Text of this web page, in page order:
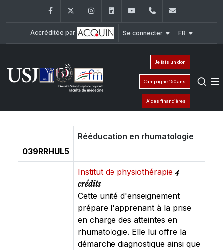
FacebookTwitter InstagramLinkedInYouTube+961 (1) 421 235
Accréditée par Se connecter FR
Je fais un don
Campagne 150 ans
Aides financières
039RRHUL5
Rééducation en rhumatologie
Institut de physiothérapie4
crédits
Cette unité d'enseignement
prépare l'apprenant à la prise
en charge des atteintes en
rhumatologie. Elle lui offre la
démarche diagnostique ainsi que